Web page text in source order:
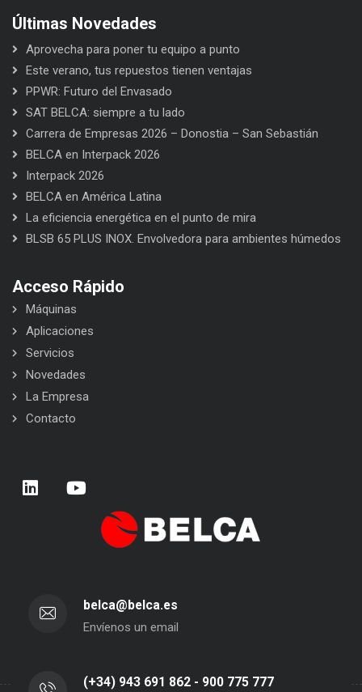
Últimas Novedades
Aprovecha para poner tu equipo a punto
Este verano, tus repuestos tienen ventajas
PPWR: Futuro del Envasado
SAT BELCA: siempre a tu lado
Carrera de Empresas 2026 – Donostia – San Sebastián
BELCA en Interpack 2026
Interpack 2026
BELCA en América Latina
La eficiencia energética en el punto de mira
BLSB 65 PLUS INOX. Envolvedora para ambientes húmedos
Acceso Rápido
Máquinas
Aplicaciones
Servicios
Novedades
La Empresa
Contacto
belca@belca.es
Envíenos un email
(+34) 943 691 862 - 900 775 777